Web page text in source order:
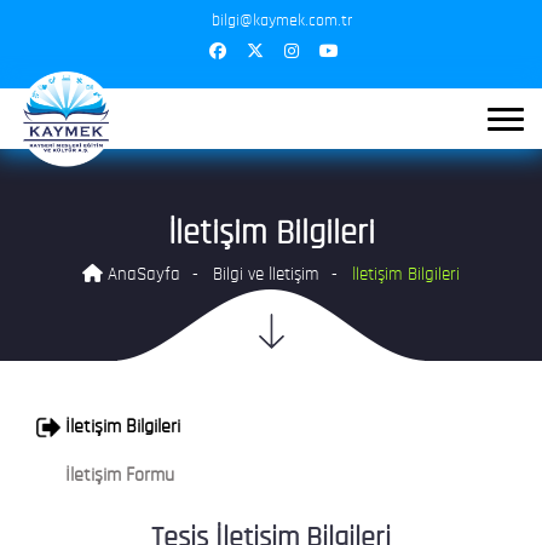
bilgi@kaymek.com.tr
İletişim Bilgileri
AnaSayfa Bilgi ve İletişim İletişim Bilgileri
İletişim Bilgileri
İletişim Formu
Tesis İletişim Bilgileri